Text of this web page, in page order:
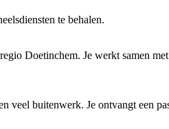
te behalen.
Doetinchem. Je werkt samen
buitenwerk. Je ontvangt een